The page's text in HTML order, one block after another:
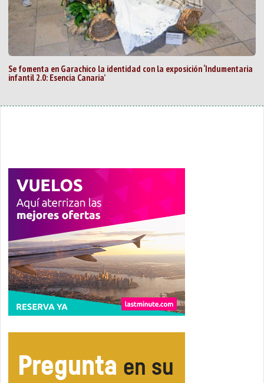
Se fomenta en Garachico la identidad con la exposición ‘Indumentaria
infantil 2.0: Esencia Canaria’